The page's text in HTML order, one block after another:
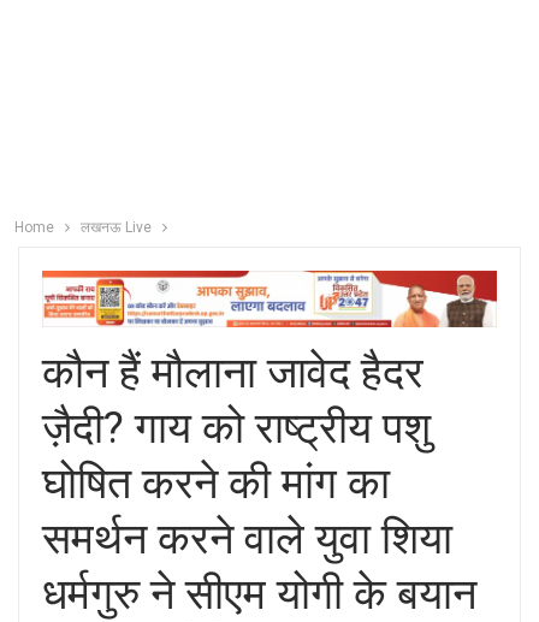
Home लखनऊ Live
कौन हैं मौलाना जावेद हैदर
ज़ैदी? गाय को राष्ट्रीय पशु
घोषित करने की मांग का
समर्थन करने वाले युवा शिया
धर्मगुरु ने सीएम योगी के बयान